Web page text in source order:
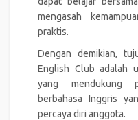
mengasah
praktis.
Dengan demikian,
English Club adalah
yang mendukung
berbahasa Inggris
percaya diri anggota.